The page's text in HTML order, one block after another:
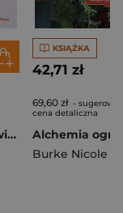
Cukier spada, świat wiruje. Jak zapanować nad hipoglikemią reaktywną, ustabilizować cukier i schudnąć
KSIĄŻKA
42,71 zł
69,60 zł -
cena detaliczna